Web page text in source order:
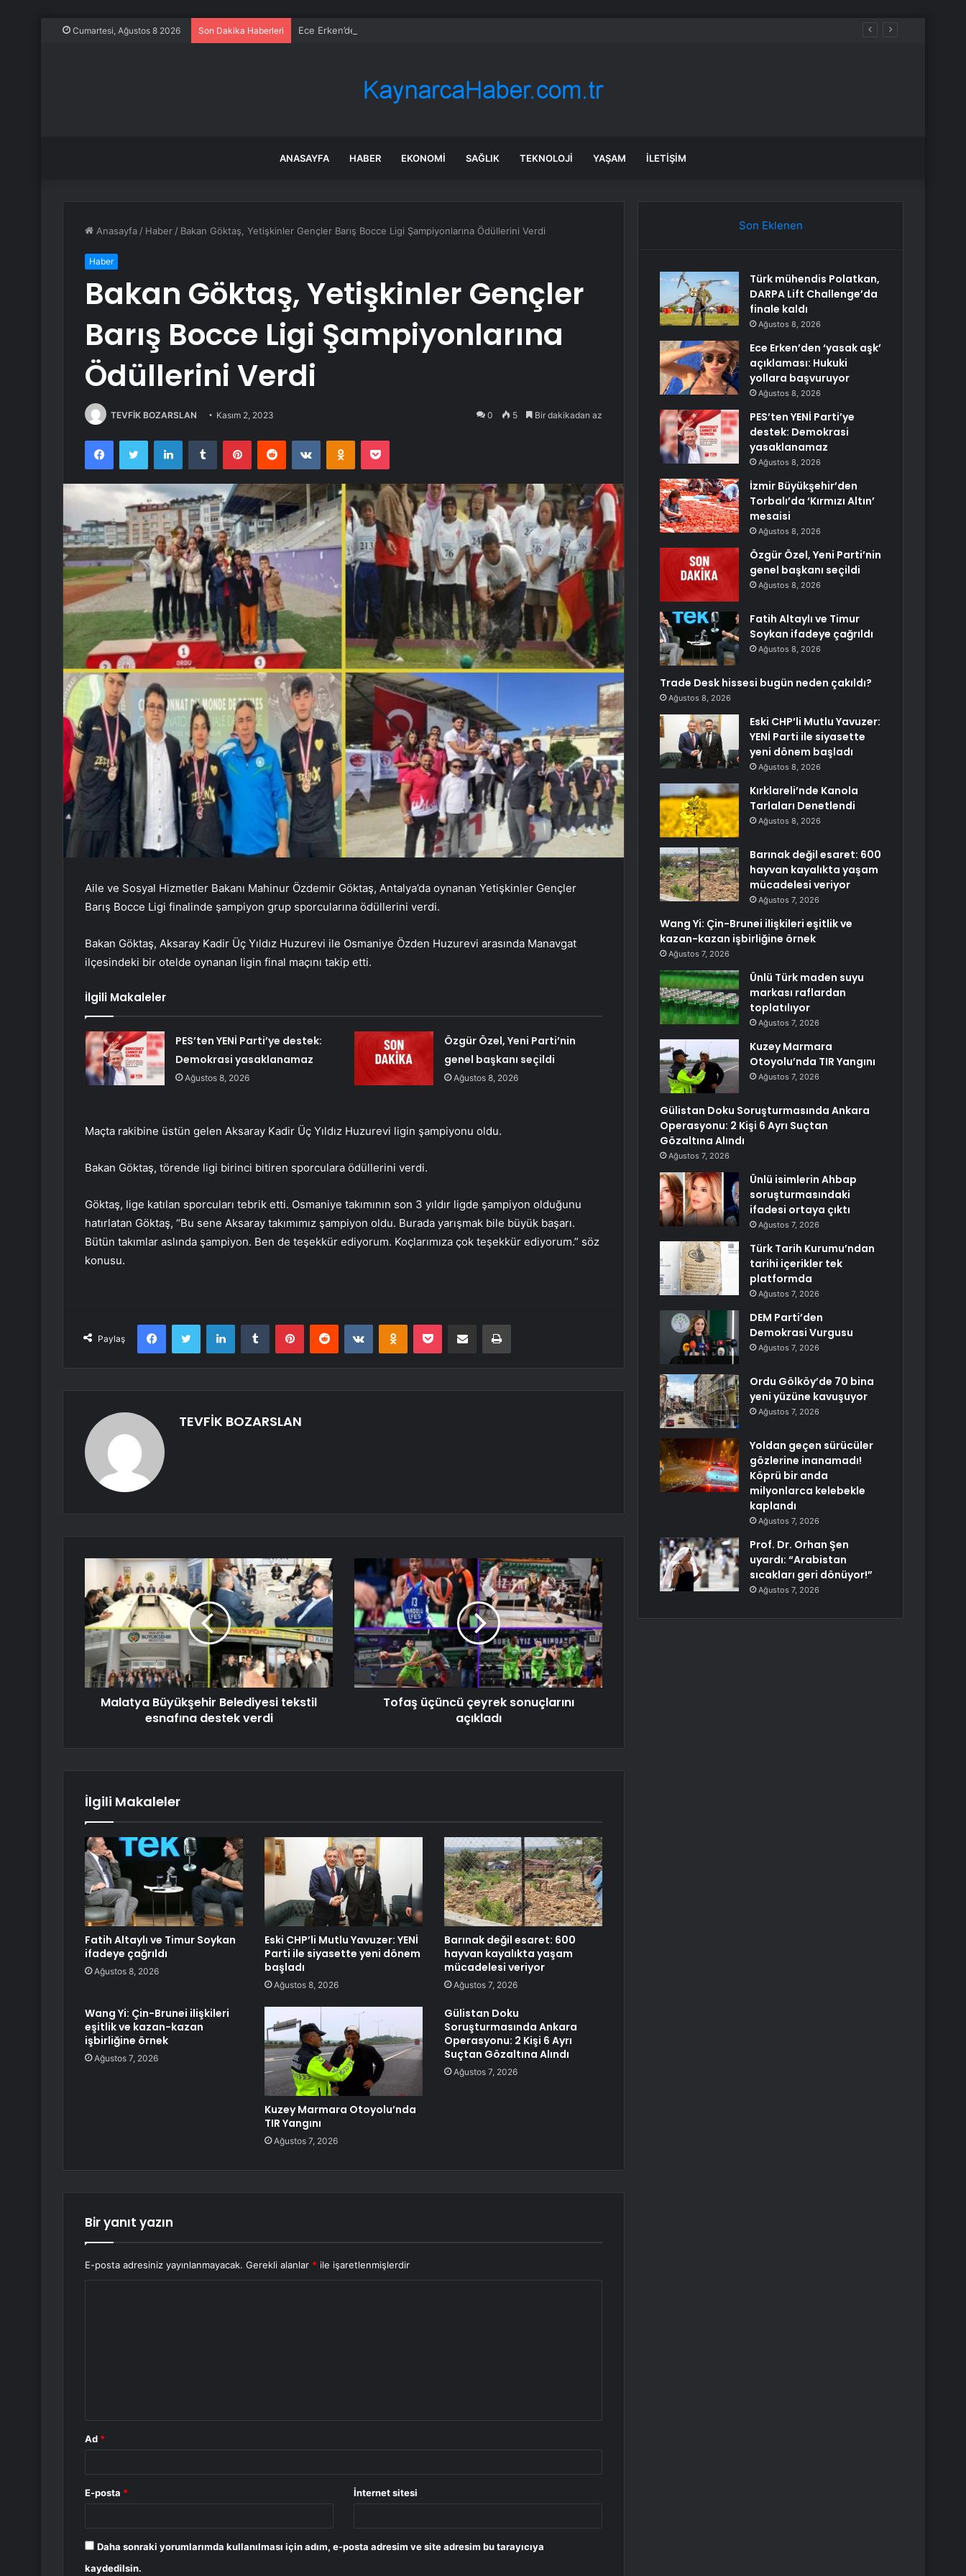
Cumartesi, Ağustos 8 2026 Son Dakika Haberleri Ece Erken’den ‘yasak aşk’ açıklaması: Hukuki yollara başvuruyor
ANASAYFA HABER EKONOMI SAĞLIK TEKNOLOJI YAŞAM İLETIŞIM
Anasayfa / Haber / Bakan Göktaş, Yetişkinler Gençler Barış Bocce Ligi Şampiyonlarına Ödüllerini Verdi
Haber
Bakan Göktaş, Yetişkinler Gençler
Barış Bocce Ligi Şampiyonlarına
Ödüllerini Verdi
TEVFİK BOZARSLAN Kasım 2, 2023 0 5 Bir dakikadan az
FacebookTwitter LinkedInTumblr PinterestReddit VKontakteOdnoklassniki
Pocket
Aile ve Sosyal Hizmetler Bakanı Mahinur Özdemir Göktaş, Antalya’da oynanan Yetişkinler Gençler
Barış Bocce Ligi finalinde şampiyon grup sporcularına ödüllerini verdi.
Bakan Göktaş, Aksaray Kadir Üç Yıldız Huzurevi ile Osmaniye Özden Huzurevi arasında Manavgat
ilçesindeki bir otelde oynanan ligin final maçını takip etti.
İlgili Makaleler
PES’ten YENİ Parti’ye destek:
Demokrasi yasaklanamaz
Ağustos 8, 2026
Özgür Özel, Yeni Parti’nin
genel başkanı seçildi
Ağustos 8, 2026
Maçta rakibine üstün gelen Aksaray Kadir Üç Yıldız Huzurevi ligin şampiyonu oldu.
Bakan Göktaş, törende ligi birinci bitiren sporculara ödüllerini verdi.
Göktaş, lige katılan sporcuları tebrik etti. Osmaniye takımının son 3 yıldır ligde şampiyon olduğunu
hatırlatan Göktaş, “Bu sene Aksaray takımımız şampiyon oldu. Burada yarışmak bile büyük başarı.
Bütün takımlar aslında şampiyon. Ben de teşekkür ediyorum. Koçlarımıza çok teşekkür ediyorum.” söz
konusu.
Paylaş
FacebookTwitter LinkedInTumblr PinterestReddit VKontakteOdnoklassniki
Pocket E-Posta ile paylaş Yazdır
TEVFİK BOZARSLAN
Malatya Büyükşehir Belediyesi tekstil
esnafına destek verdi
Tofaş üçüncü çeyrek sonuçlarını
açıkladı
İlgili Makaleler
Fatih Altaylı ve Timur Soykan
ifadeye çağrıldı
Ağustos 8, 2026
Eski CHP’li Mutlu Yavuzer: YENİ
Parti ile siyasette yeni dönem
başladı
Ağustos 8, 2026
Barınak değil esaret: 600
hayvan kayalıkta yaşam
mücadelesi veriyor
Ağustos 7, 2026
Wang Yi: Çin-Brunei ilişkileri
eşitlik ve kazan-kazan
işbirliğine örnek
Ağustos 7, 2026
Kuzey Marmara Otoyolu’nda
TIR Yangını
Ağustos 7, 2026
Gülistan Doku
Soruşturmasında Ankara
Operasyonu: 2 Kişi 6 Ayrı
Suçtan Gözaltına Alındı
Ağustos 7, 2026
Bir yanıt yazın
E-posta adresiniz yayınlanmayacak. Gerekli alanlar * ile işaretlenmişlerdir
Ad *
E-posta * İnternet sitesi
Daha sonraki yorumlarımda kullanılması için adım, e-posta adresim ve site adresim bu tarayıcıya
kaydedilsin.
Son Eklenen
Türk mühendis Polatkan,
DARPA Lift Challenge’da
finale kaldı
Ağustos 8, 2026
Ece Erken’den ‘yasak aşk’
açıklaması: Hukuki
yollara başvuruyor
Ağustos 8, 2026
PES’ten YENİ Parti’ye
destek: Demokrasi
yasaklanamaz
Ağustos 8, 2026
İzmir Büyükşehir’den
Torbalı’da ‘Kırmızı Altın’
mesaisi
Ağustos 8, 2026
Özgür Özel, Yeni Parti’nin
genel başkanı seçildi
Ağustos 8, 2026
Fatih Altaylı ve Timur
Soykan ifadeye çağrıldı
Ağustos 8, 2026
Trade Desk hissesi bugün neden çakıldı?
Ağustos 8, 2026
Eski CHP’li Mutlu Yavuzer:
YENİ Parti ile siyasette
yeni dönem başladı
Ağustos 8, 2026
Kırklareli’nde Kanola
Tarlaları Denetlendi
Ağustos 8, 2026
Barınak değil esaret: 600
hayvan kayalıkta yaşam
mücadelesi veriyor
Ağustos 7, 2026
Wang Yi: Çin-Brunei ilişkileri eşitlik ve
kazan-kazan işbirliğine örnek
Ağustos 7, 2026
Ünlü Türk maden suyu
markası raflardan
toplatılıyor
Ağustos 7, 2026
Kuzey Marmara
Otoyolu’nda TIR Yangını
Ağustos 7, 2026
Gülistan Doku Soruşturmasında Ankara
Operasyonu: 2 Kişi 6 Ayrı Suçtan
Gözaltına Alındı
Ağustos 7, 2026
Ünlü isimlerin Ahbap
soruşturmasındaki
ifadesi ortaya çıktı
Ağustos 7, 2026
Türk Tarih Kurumu’ndan
tarihi içerikler tek
platformda
Ağustos 7, 2026
DEM Parti’den
Demokrasi Vurgusu
Ağustos 7, 2026
Ordu Gölköy’de 70 bina
yeni yüzüne kavuşuyor
Ağustos 7, 2026
Yoldan geçen sürücüler
gözlerine inanamadı!
Köprü bir anda
milyonlarca kelebekle
kaplandı
Ağustos 7, 2026
Prof. Dr. Orhan Şen
uyardı: “Arabistan
sıcakları geri dönüyor!”
Ağustos 7, 2026